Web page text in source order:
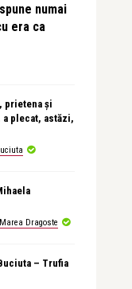
numai
era ca
prietena și
a plecat, astăzi,
Dragoste
– Trufia